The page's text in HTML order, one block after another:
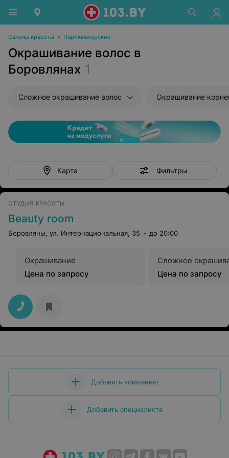
Салоны красоты • Парикмахерские
Окрашивание волос в
Боровлянах 1
Сложное окрашивание волос Окрашивание
Карта Фильтры
СТУДИЯ КРАСОТЫ
Beauty room
Боровляны, ул. Интернациональная, 35 до 20:00
Окрашивание
Цена по запросу
Сложное
Цена по запросу
Добавить компанию
Добавить специалиста